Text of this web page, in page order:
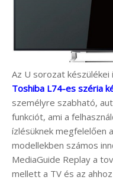
Az U sorozat készülékei
Toshiba L74-es széria
személyre szabható,
funkciót, ami a
ízlésüknek megfelelően
modellekben számos
MediaGuide Replay a
mellett a TV és az